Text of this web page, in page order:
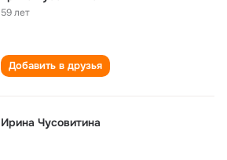
59 лет
Добавить в друзья
Ирина Чусовитина